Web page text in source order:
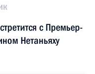
с Премьер-
Нетаньяху